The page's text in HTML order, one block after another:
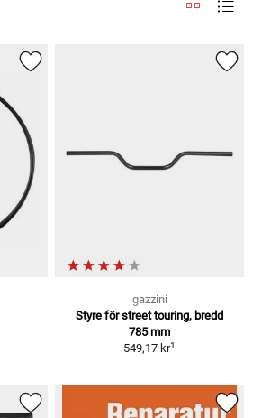
gazzini
Styre för street touring, bredd
785 mm
549,17 kr1